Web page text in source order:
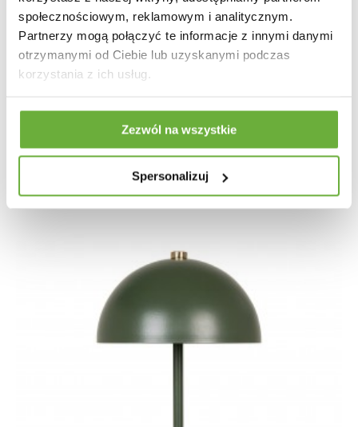
społecznościowym, reklamowym i analitycznym.
Partnerzy mogą połączyć te informacje z innymi danymi
otrzymanymi od Ciebie lub uzyskanymi podczas
korzystania z ich usług.
Zezwól na wszystkie
Spersonalizuj
LAMPA LED RAMSEY
172,90 zł -16%